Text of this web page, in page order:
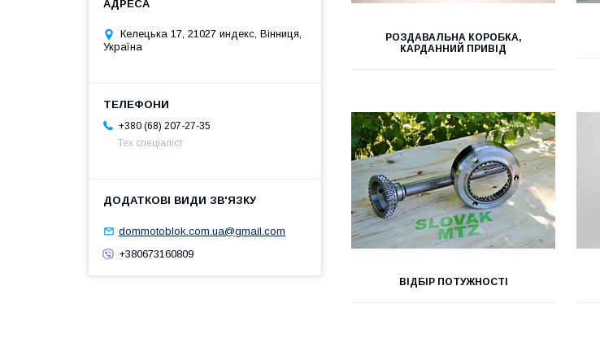
РОЗДАВАЛЬНА КОРОБКА,
КАРДАННИЙ ПРИВІД
ВІДБІР ПОТУЖНОСТІ
Келецька 17, 21027 индекс, Вінниця,
Україна
+380 (68) 207-27-35
Тех спеціаліст
dommotoblok.com.ua@gmail.com
+380673160809